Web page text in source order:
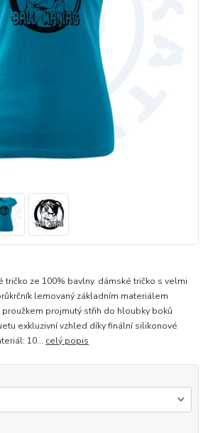
ze 100% bavlny. dámské tričko s velmi
lemovaný základním materiálem
proužkem projmutý střih do hloubky boků
exkluzivní vzhled díky finální silikonové
10... celý popis